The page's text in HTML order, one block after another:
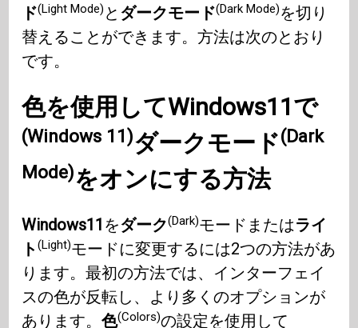
ド(Light Mode) と ダークモード(Dark Mode)を切り
替えることができます。方法は次のとおり
です。
色を使用してWindows11で
(Windows 11)ダークモード(Dark
Mode)をオンにする方法
Windows11 をダーク(Dark)モードまたはライ
ト(Light)モードに変更するには2つの方法があ
ります。最初の方法では、インターフェイ
スの色が反転し、より多くのオプションが
あります。色(Colors)の設定を使用して